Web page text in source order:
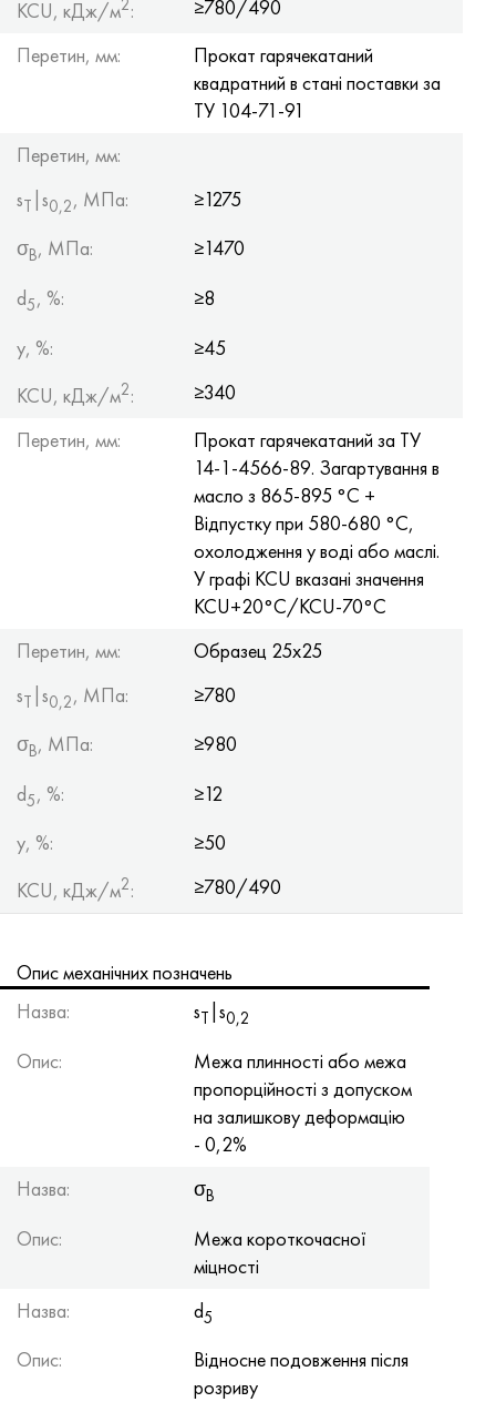
KCU, кДж/м :
≥780/490
Перетин, мм:
Прокат гарячекатаний
квадратний в стані поставки за
ТУ 104-71-91
Перетин, мм:
sТ |s0,2, МПа:
≥1275
σB, МПа:
≥1470
d5, %:
≥8
y, %:
≥45
KCU, кДж/м2:
≥340
Перетин, мм:
Прокат гарячекатаний за ТУ
14-1-4566-89. Загартування в
масло з 865-895 °C +
Відпустку при 580-680 °C,
охолодження у воді або маслі.
У графі KCU вказані значення
KCU+20°C/KCU-70°C
Перетин, мм:
Образец 25х25
sТ |s0,2, МПа:
≥780
σB, МПа:
≥980
d5, %:
≥12
y, %:
≥50
KCU, кДж/м2: ≥780/490
Опис механічних позначень
Назва:
sТ |s0,2
Опис:
Межа плинності або межа
пропорційності з допуском
на залишкову деформацію
- 0,2%
Назва:
σB
Опис:
Межа короткочасної
міцності
Назва:
d5
Опис:
Відносне подовження після
розриву